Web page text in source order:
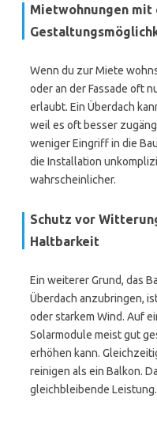
Mietwohnungen mit
Wenn du zur Miete
oder an der Fassade oft
erlaubt. Ein Überdach
weil es oft besser
weniger Eingriff in die
die Installation
wahrscheinlicher.
Schutz vor
Haltbarkeit
Ein weiterer Grund, das
Überdach anzubringen,
oder starkem Wind. Auf
Solarmodule meist gut
erhöhen kann.
reinigen als ein Balkon.
gleichbleibende Leistung.